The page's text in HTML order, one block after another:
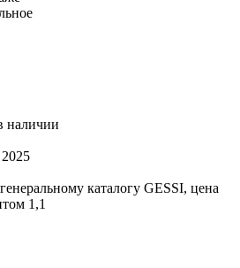
наличии
каталогу GESSI, цена
1,1